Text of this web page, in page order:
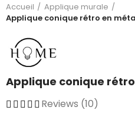
Accueil
Applique murale
Applique conique rétro en
Applique conique
Reviews (10)